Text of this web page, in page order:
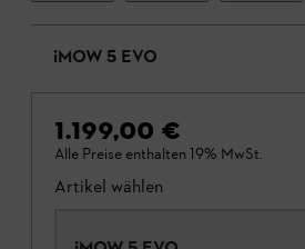
iMOW 5 EVO
1.199,00 €
Alle Preise enthalten 19% MwSt.
Artikel wählen